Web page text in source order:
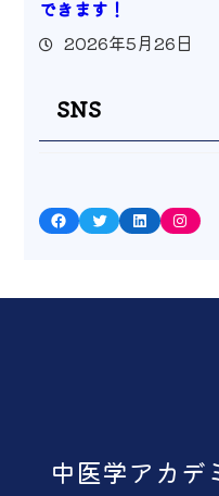
できます！
2026年5月26日
SNS
Facebook Twitter LinkedIn Instagram
中医学アカデ